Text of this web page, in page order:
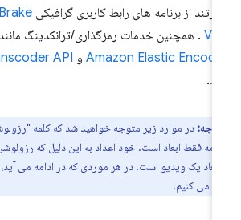
از برنامه های رابط کاربری گرافیکی
. همچنین خدمات رمزگذاری/ترانکدینگ مانند،
Amazon ElasticوAPI
در موارد زیر متوجه خواهید شد که کلمه
فقط ابعاد است. خود اعداد به این دلیل که رزولوشن
ابعاد یک ویدیو است. در هر موردی که در ادامه می آید، ما
می کنیم.